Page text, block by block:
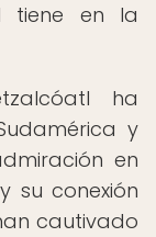
tiene en la
ha
y
en
su conexión
cautivado